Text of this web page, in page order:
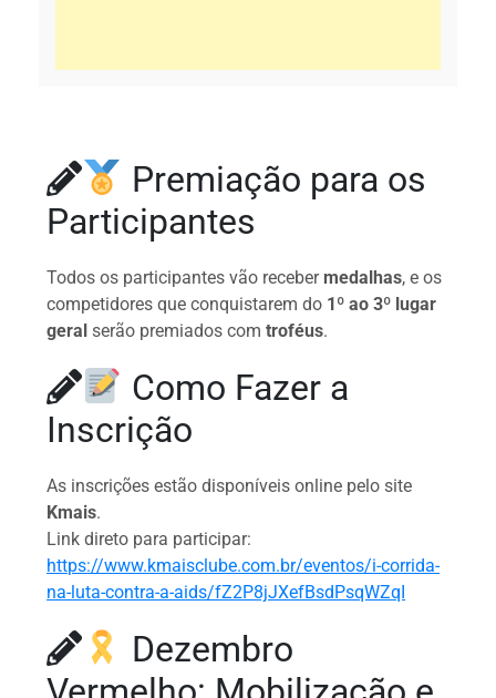
Premiação para os
Participantes
Todos os participantes vão receber medalhas, e os
competidores que conquistarem do 1º ao 3º lugar
geral serão premiados comtroféus.
Como Fazer a
Inscrição
As inscrições estão disponíveis online pelo site
Kmais.
Link direto para participar:
https://www.kmaisclube.com.br/eventos/i-corrida-
na-luta-contra-a-aids/fZ2P8jJXefBsdPsqWZqI
Dezembro